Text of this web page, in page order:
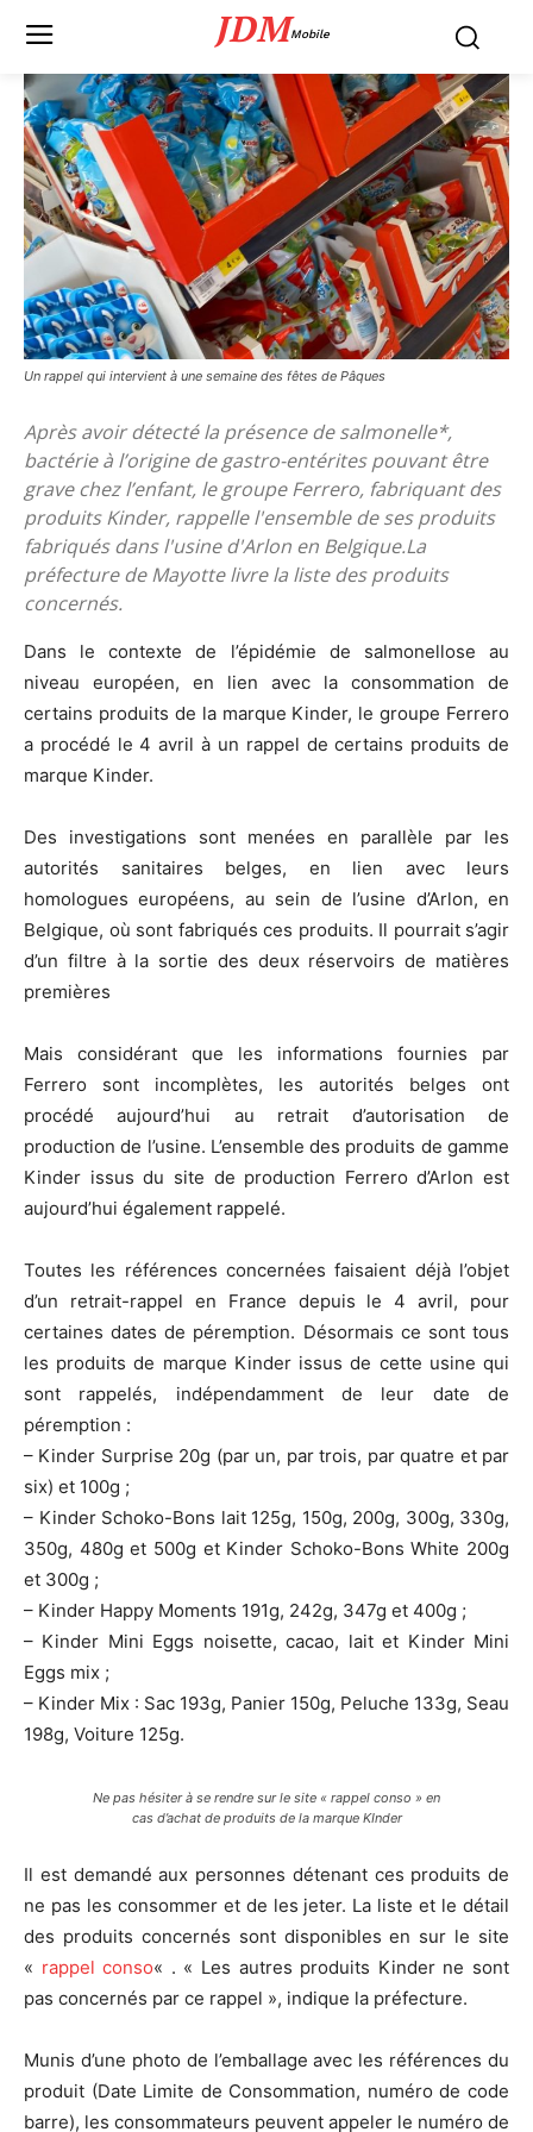
JDMMobile
Un rappel qui intervient à une semaine des fêtes de Pâques
Après avoir détecté la présence de salmonelle*,
bactérie à l’origine de gastro-entérites pouvant être
grave chez l’enfant, le groupe Ferrero, fabriquant des
produits Kinder, rappelle l'ensemble de ses produits
fabriqués dans l'usine d'Arlon en Belgique.La
préfecture de Mayotte livre la liste des produits
concernés.
Dans le contexte de l’épidémie de salmonellose au
niveau européen, en lien avec la consommation de
certains produits de la marque Kinder, le groupe Ferrero
a procédé le 4 avril à un rappel de certains produits de
marque Kinder.
Des investigations sont menées en parallèle par les
autorités sanitaires belges, en lien avec leurs
homologues européens, au sein de l’usine d’Arlon, en
Belgique, où sont fabriqués ces produits. Il pourrait s’agir
d’un filtre à la sortie des deux réservoirs de matières
premières
Mais considérant que les informations fournies par
Ferrero sont incomplètes, les autorités belges ont
procédé aujourd’hui au retrait d’autorisation de
production de l’usine. L’ensemble des produits de gamme
Kinder issus du site de production Ferrero d’Arlon est
aujourd’hui également rappelé.
Toutes les références concernées faisaient déjà l’objet
d’un retrait-rappel en France depuis le 4 avril, pour
certaines dates de péremption. Désormais ce sont tous
les produits de marque Kinder issus de cette usine qui
sont rappelés, indépendamment de leur date de
péremption :
– Kinder Surprise 20g (par un, par trois, par quatre et par
six) et 100g ;
– Kinder Schoko-Bons lait 125g, 150g, 200g, 300g, 330g,
350g, 480g et 500g et Kinder Schoko-Bons White 200g
et 300g ;
– Kinder Happy Moments 191g, 242g, 347g et 400g ;
– Kinder Mini Eggs noisette, cacao, lait et Kinder Mini
Eggs mix ;
– Kinder Mix : Sac 193g, Panier 150g, Peluche 133g, Seau
198g, Voiture 125g.
Ne pas hésiter à se rendre sur le site « rappel conso » en
cas d’achat de produits de la marque KInder
Il est demandé aux personnes détenant ces produits de
ne pas les consommer et de les jeter. La liste et le détail
des produits concernés sont disponibles en sur le site
« rappel conso« . « Les autres produits Kinder ne sont
pas concernés par ce rappel », indique la préfecture.
Munis d’une photo de l’emballage avec les références du
produit (Date Limite de Consommation, numéro de code
barre), les consommateurs peuvent appeler le numéro de